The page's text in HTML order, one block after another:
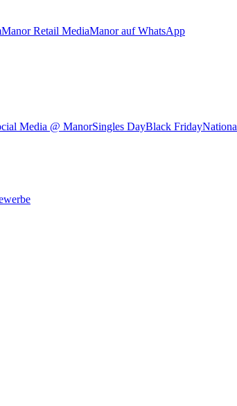
Manor Retail MediaManor auf WhatsApp
Media @ ManorSingles DayBlack Friday